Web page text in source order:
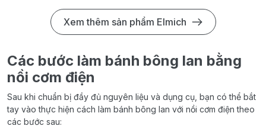
Xem thêm sản phẩm Elmich
Các bước làm bánh bông lan bằng
nồi cơm điện
Sau khi chuẩn bị đầy đủ nguyên liệu và dụng cụ, bạn có thể bắt
tay vào thực hiện cách làm bánh bông lan với nồi cơm điện theo
các bước sau: